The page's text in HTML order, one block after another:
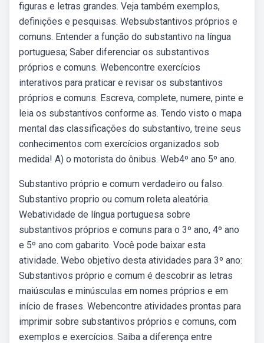
figuras e letras grandes. Veja também exemplos,
definições e pesquisas. Websubstantivos próprios e
comuns. Entender a função do substantivo na língua
portuguesa; Saber diferenciar os substantivos
próprios e comuns. Webencontre exercícios
interativos para praticar e revisar os substantivos
próprios e comuns. Escreva, complete, numere, pinte e
leia os substantivos conforme as. Tendo visto o mapa
mental das classificações do substantivo, treine seus
conhecimentos com exercícios organizados sob
medida! A) o motorista do ônibus. Web4º ano 5º ano.
Substantivo próprio e comum verdadeiro ou falso.
Substantivo proprio ou comum roleta aleatória.
Webatividade de língua portuguesa sobre
substantivos próprios e comuns para o 3º ano, 4º ano
e 5º ano com gabarito. Você pode baixar esta
atividade. Webo objetivo desta atividades para 3º ano:
Substantivos próprio e comum é descobrir as letras
maiúsculas e minúsculas em nomes próprios e em
início de frases. Webencontre atividades prontas para
imprimir sobre substantivos próprios e comuns, com
exemplos e exercícios. Saiba a diferença entre